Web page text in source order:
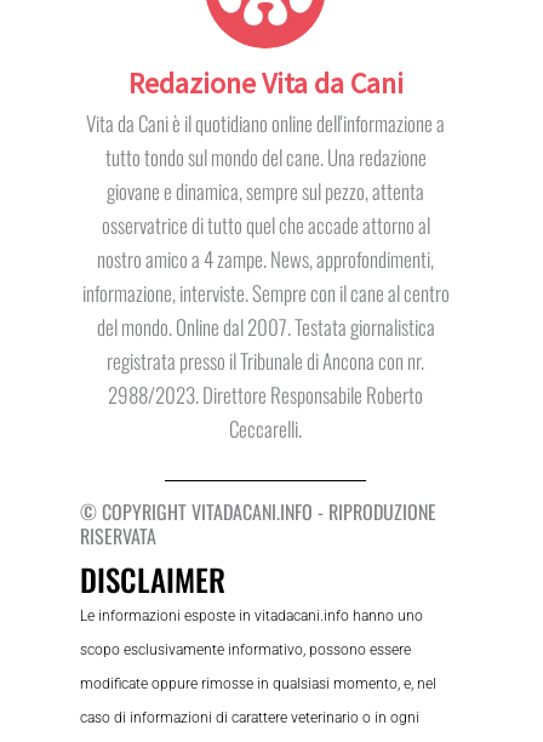
Redazione Vita da Cani
Vita da Cani è il quotidiano online dell'informazione a
tutto tondo sul mondo del cane. Una redazione
giovane e dinamica, sempre sul pezzo, attenta
osservatrice di tutto quel che accade attorno al
nostro amico a 4 zampe. News, approfondimenti,
informazione, interviste. Sempre con il cane al centro
del mondo. Online dal 2007. Testata giornalistica
registrata presso il Tribunale di Ancona con nr.
2988/2023. Direttore Responsabile Roberto
Ceccarelli.
© COPYRIGHT VITADACANI.INFO - RIPRODUZIONE
RISERVATA
DISCLAIMER
Le informazioni esposte in vitadacani.info hanno uno
scopo esclusivamente informativo, possono essere
modificate oppure rimosse in qualsiasi momento, e, nel
caso di informazioni di carattere veterinario o in ogni